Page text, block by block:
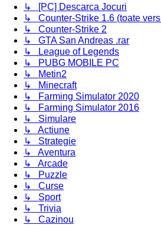
↳ [PC] Descarca Jocuri
↳ Counter-Strike 1.6 (toate
↳ Counter-Strike 2
↳ GTA San Andreas .rar
↳ League of Legends
↳ PUBG MOBILE PC
↳ Metin2
↳ Minecraft
↳ Farming Simulator 2020
↳ Farming Simulator 2016
↳ Simulare
↳ Actiune
↳ Strategie
↳ Aventura
↳ Arcade
↳ Puzzle
↳ Curse
↳ Sport
↳ Trivia
↳ Cazinou